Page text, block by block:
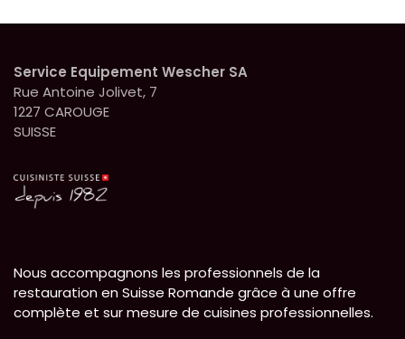
Service Equipement Wescher SA
Rue Antoine Jolivet, 7
1227 CAROUGE
SUISSE
Nous accompagnons les professionnels de la
restauration en Suisse Romande grâce à une offre
complète et sur mesure de cuisines professionnelles.